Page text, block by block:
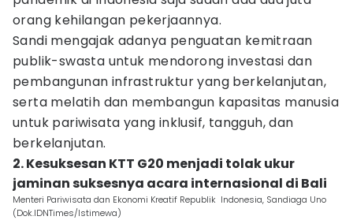
orang kehilangan pekerjaannya.
Sandi mengajak adanya penguatan kemitraan
publik-swasta untuk mendorong investasi dan
pembangunan infrastruktur yang berkelanjutan,
serta melatih dan membangun kapasitas manusia
untuk pariwisata yang inklusif, tangguh, dan
berkelanjutan.
2. Kesuksesan KTT G20 menjadi tolak ukur
jaminan suksesnya acara internasional di Bali
Menteri Pariwisata dan Ekonomi Kreatif Republik Indonesia, Sandiaga Uno
(Dok.IDNTimes/Istimewa)